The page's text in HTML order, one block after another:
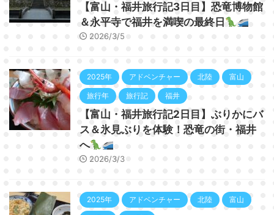
【富山・福井旅行記3日目】恐竜博物館
＆永平寺で福井を満喫の最終日
2026/3/5
2025年 アドベンチャー 北陸 富山
旅行年 旅行記 福井
【富山・福井旅行記2日目】ぶりかにバ
ス＆氷見ぶりを体験！恐竜の街・福井
へ
2026/3/3
2025年 アドベンチャー 北陸 富山